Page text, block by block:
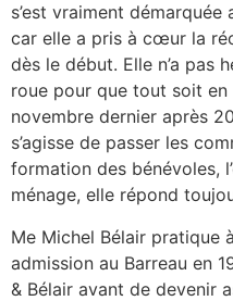
s’est vraiment
car elle a pris à cœur la
dès le début. Elle n’a pas
roue pour que tout soit
novembre dernier après
s’agisse de passer les
formation des bénévoles,
ménage, elle répond
Me Michel Bélair pratique
admission au Barreau en
& Bélair avant de devenir